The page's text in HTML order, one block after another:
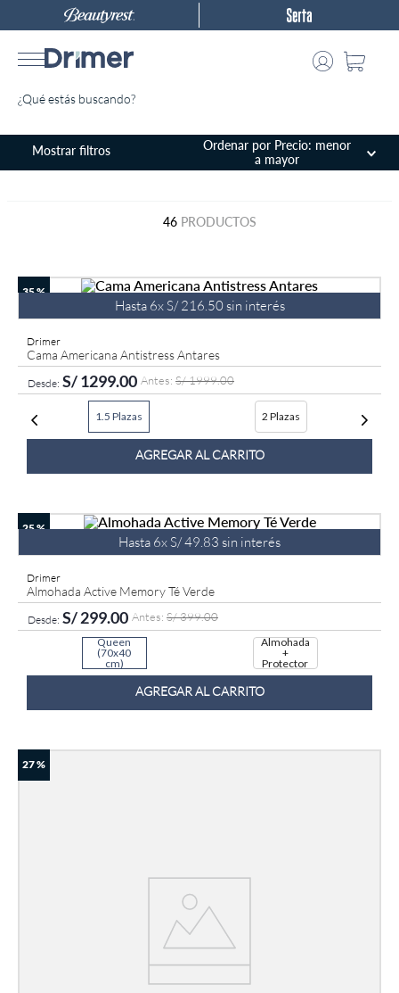
¿Qué estás buscando?
Ordenar por Precio: menor
a mayor
46 PRODUCTOS
35 %
Hasta 6xS/ 216 50sin interés
Drimer
Cama Americana Antistress Antares
S/1299.00 S/1999.00
1.5 Plazas 2 Plazas
AGREGAR AL CARRITO
25 %
Hasta 6xS/49 83 sin interés
Drimer
Almohada Active Memory Té Verde
S/299.00 S/399.00
Queen
(70x40
cm)
Almohada
+
Protector
AGREGAR AL CARRITO
27 %
TÉRMINOS MÁS BUSCADOS
1.
almohada
5.
tarima
protector
actibio